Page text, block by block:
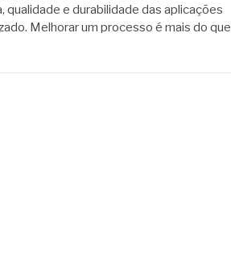
e durabilidade das aplicações
Melhorar um processo é mais do que